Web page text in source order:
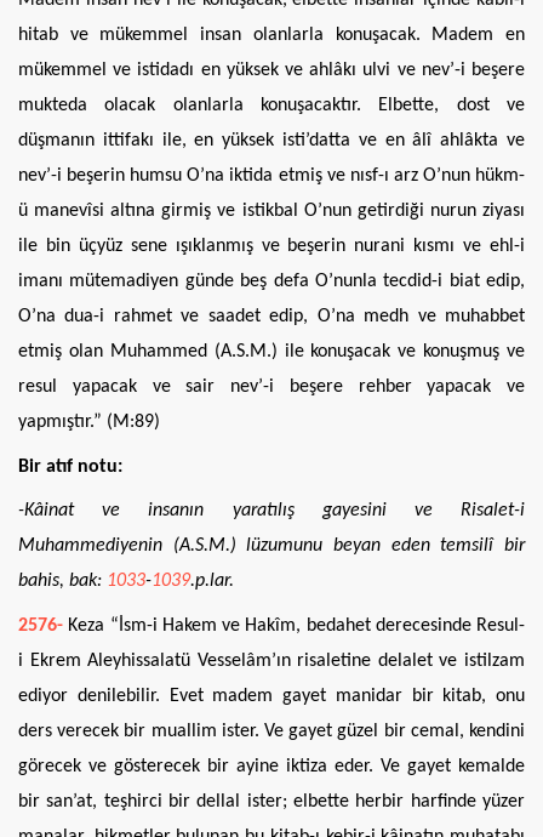
hitab ve mükemmel insan olanlarla konuşacak. Madem en
mükemmel ve istidadı en yüksek ve ahlâkı ulvi ve nev’-i beşere
mukteda olacak olanlarla konuşacaktır. Elbette, dost ve
düşmanın ittifakı ile, en yüksek isti’datta ve en âlî ahlâkta ve
nev’-i beşerin humsu O’na iktida etmiş ve nısf-ı arz O’nun hükm-
ü manevîsi altına girmiş ve istikbal O’nun getirdiği nurun ziyası
ile bin üçyüz sene ışıklanmış ve beşerin nurani kısmı ve ehl-i
imanı mütemadiyen günde beş defa O’nunla tecdid-i biat edip,
O’na dua-i rahmet ve saadet edip, O’na medh ve muhabbet
etmiş olan Muhammed (A.S.M.) ile konuşacak ve konuşmuş ve
resul yapacak ve sair nev’-i beşere rehber yapacak ve
yapmıştır.” (M:89)
Bir atıf notu:
-Kâinat ve insanın yaratılış gayesini ve Risalet-i
Muhammediyenin (A.S.M.) lüzumunu beyan eden temsilî bir
bahis, bak: 1033-1039.p.lar.
2576- Keza “İsm-i Hakem ve Hakîm, bedahet derecesinde Resul-
i Ekrem Aleyhissalatü Vesselâm’ın risaletine delalet ve istilzam
ediyor denilebilir. Evet madem gayet manidar bir kitab, onu
ders verecek bir muallim ister. Ve gayet güzel bir cemal, kendini
görecek ve gösterecek bir ayine iktiza eder. Ve gayet kemalde
bir san’at, teşhirci bir dellal ister; elbette herbir harfinde yüzer